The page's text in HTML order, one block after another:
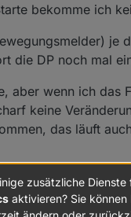
bekomme ich
je
die DP noch mal
aber wenn ich das
keine
das läuft
zusätzliche Dienste
aktivieren? Sie können